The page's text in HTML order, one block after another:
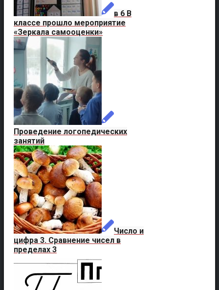
в 6 В
классе прошло мероприятие
«Зеркала самооценки»
Проведение логопедических
занятий
Число и
цифра 3. Сравнение чисел в
пределах 3